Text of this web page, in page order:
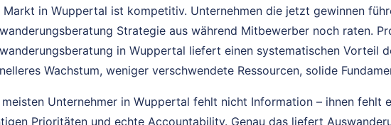
Markt in Wuppertal ist kompetitiv. Unternehmen die jetzt gewinnen
Strategie aus während Mitbewerber noch raten.
in Wuppertal liefert einen systematischen Vorteil
Wachstum, weniger verschwendete Ressourcen, solide
meisten Unternehmer in Wuppertal fehlt nicht Information – ihnen fehlt
Prioritäten und echte Accountability. Genau das liefert